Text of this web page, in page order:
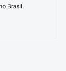
Brasil.